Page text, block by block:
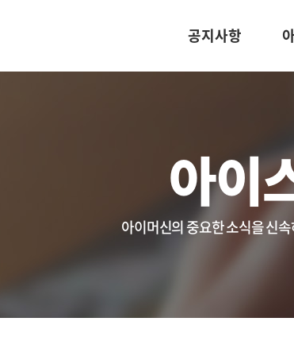
공지사항
아이
아이머신의 중요한 소식을 신